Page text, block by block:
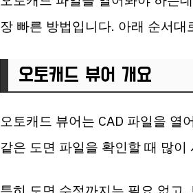
장 빠른 방법입니다. 아래 순서
오토캐드 뷰어 개요
오토캐드 뷰어는 CAD 파일을 열
같은 도면 파일을 확인할 때 많이